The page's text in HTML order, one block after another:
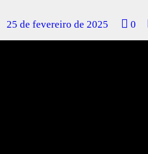
25 de fevereiro de 2025 0